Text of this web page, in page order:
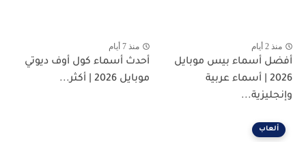
منذ 2 أيام
أفضل أسماء بيس موبايل
2026 | أسماء عربية
وإنجليزية...
منذ 7 أيام
أحدث أسماء كول أوف ديوتي
موبايل 2026 | أكثر...
ألعاب